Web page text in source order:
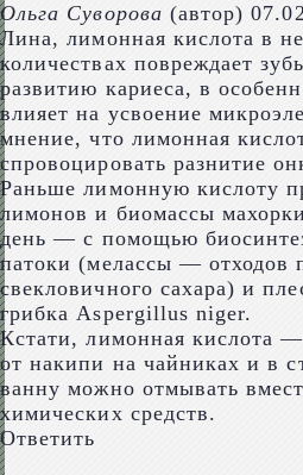
Ольга Суворова (автор)
Лина, лимонная кислота в
количествах повреждает
развитию кариеса, в
влияет на усвоение
мнение, что лимонная
спровоцировать разнитие
Раньше лимонную кислоту
лимонов и биомассы
день — с помощью
патоки (мелассы — отходов
свекловичного сахара) и
грибка Aspergillus niger.
Кстати, лимонная кислота —
от накипи на чайниках и в
ванну можно отмывать
химических средств.
Ответить